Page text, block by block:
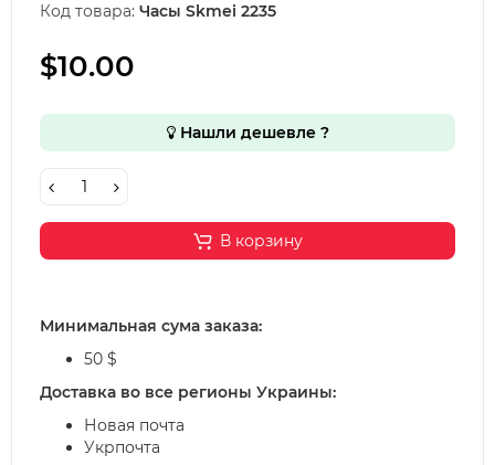
Код товара: Часы Skmei 2235
$10.00
Нашли дешевле ?
В корзину
Минимальная сума заказа:
50 $
Доставка во все регионы Украины:
Новая почта
Укрпочта